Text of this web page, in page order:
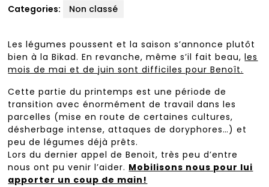
Categories: Non classé
Les légumes poussent et la saison s’annonce plutôt
bien à la Bikad. En revanche, même s’il fait beau,les
mois de mai et de juin sont difficiles pour Benoît.
Cette partie du printemps est une période de
transition avec énormément de travail dans les
parcelles (mise en route de certaines cultures,
désherbage intense, attaques de doryphores…) et
peu de légumes déjà prêts.
Lors du dernier appel de Benoit, très peu d’entre
nous ont pu venir l’aider. Mobilisons nous pour lui
apporter un coup de main!